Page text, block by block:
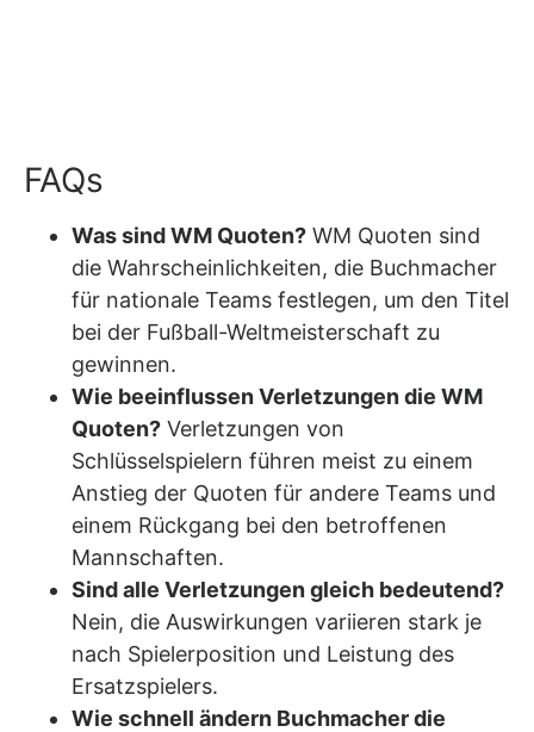
FAQs
Was sind WM Quoten? WM Quoten sind
die Wahrscheinlichkeiten, die Buchmacher
für nationale Teams festlegen, um den Titel
bei der Fußball-Weltmeisterschaft zu
gewinnen.
Wie beeinflussen Verletzungen die WM
Quoten? Verletzungen von
Schlüsselspielern führen meist zu einem
Anstieg der Quoten für andere Teams und
einem Rückgang bei den betroffenen
Mannschaften.
Sind alle Verletzungen gleich bedeutend?
Nein, die Auswirkungen variieren stark je
nach Spielerposition und Leistung des
Ersatzspielers.
Wie schnell ändern Buchmacher die